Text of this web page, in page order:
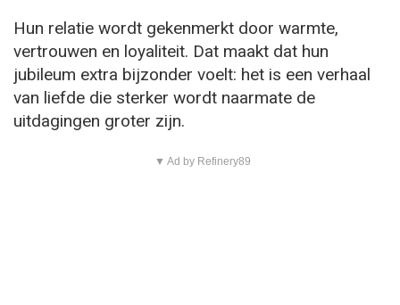
Hun relatie wordt gekenmerkt door warmte,
vertrouwen en loyaliteit. Dat maakt dat hun
jubileum extra bijzonder voelt: het is een verhaal
van liefde die sterker wordt naarmate de
uitdagingen groter zijn.
▼ Ad by Refinery89